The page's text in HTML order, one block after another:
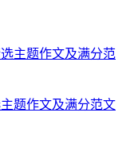
题作文及满分范文